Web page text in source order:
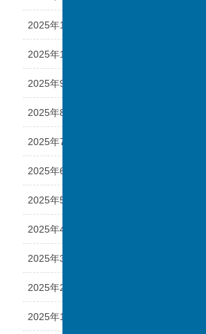
2025年11月
2025年10月
2025年9月
2025年8月
2025年7月
2025年6月
2025年5月
2025年4月
2025年3月
2025年2月
2025年1月